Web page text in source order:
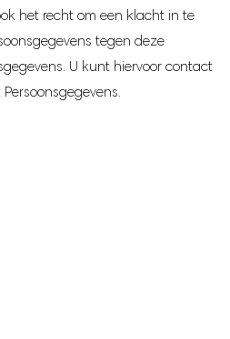
het recht om een klacht in te
tegen deze
U kunt hiervoor contact